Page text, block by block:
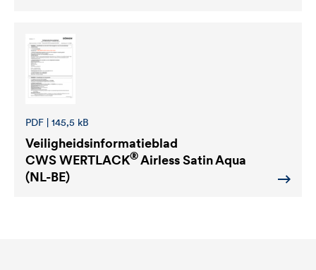
PDF | 145,5 kB
Veiligheidsinformatieblad
CWS WERTLACK®Airless Satin Aqua
(NL-BE)